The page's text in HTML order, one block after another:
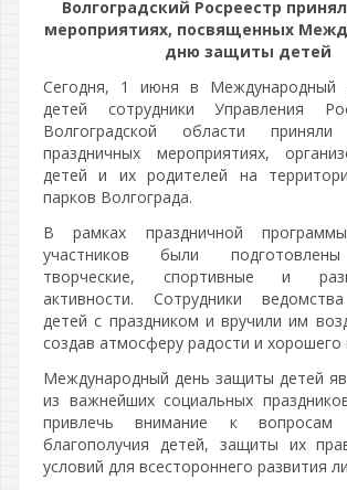
Волгоградский Росреестр
мероприятиях, посвященных
дню защиты детей
Сегодня, 1 июня в Международный
детей сотрудники Управления
Волгоградской области
праздничных мероприятиях,
детей и их родителей на
парков Волгограда.
В рамках праздничной
участников были
творческие, спортивные и
активности. Сотрудники
детей с праздником и вручили им
создав атмосферу радости и хорошего
Международный день защиты детей
из важнейших социальных
привлечь внимание к вопросам
благополучия детей, защиты их
условий для всестороннего развития